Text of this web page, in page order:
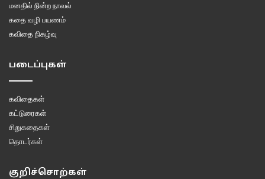
மனதில் நின்ற நாவல்
கதை வழி பயணம்
கவிதை நிகழ்வு
படைப்புகள்
கவிதைகள்
கட்டுரைகள்
சிறுகதைகள்
தொடர்கள்
குறிச்சொற்கள்